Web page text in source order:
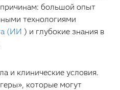
большой опыт
технологиями
(ИИ ) и глубокие знания в
и клинические условия.
которые могут